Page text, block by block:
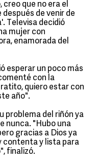
que no era el
de venir de
Televisa decidió
mujer con
enamorada del
esperar un poco más
con la
quiero estar con
año".
problema del riñón ya
nunca. "Hubo una
gracias a Dios ya
contenta y lista para
finalizó.